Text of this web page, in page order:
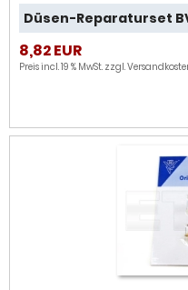
Düsen-Reparaturset
8,82 EUR
Preis incl. 19 % MwSt. zzgl.